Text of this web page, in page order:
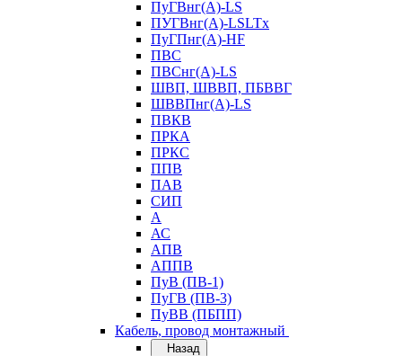
ПуГВнг(А)-LS
ПУГВнг(А)-LSLTx
ПуГПнг(А)-HF
ПВС
ПВСнг(А)-LS
ШВП, ШВВП, ПБВВГ
ШВВПнг(А)-LS
ПВКВ
ПРКА
ПРКС
ППВ
ПАВ
СИП
А
АС
АПВ
АППВ
ПуВ (ПВ-1)
ПуГВ (ПВ-3)
ПуВВ (ПБПП)
Кабель, провод монтажный
Назад